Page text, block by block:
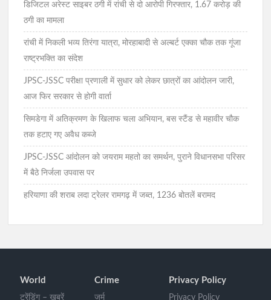
डिजिटल अरेस्ट साइबर ठगी में रांची से दो आरोपी गिरफ्तार, 1.67 करोड़ की
ठगी का मामला
रांची में निकली भव्य तिरंगा यात्रा, मोरहाबादी से अल्बर्ट एक्का चौक तक गूंजा
राष्ट्रभक्ति का संदेश
JPSC-JSSC परीक्षा प्रणाली में सुधार को लेकर छात्रों का आंदोलन जारी,
आज फिर सरकार से होगी वार्ता
सिमडेगा में अतिक्रमण के खिलाफ चला अभियान, बस स्टैंड से महावीर चौक
तक हटाए गए अवैध कब्जे
JPSC-JSSC आंदोलन को जयराम महतो का समर्थन, पुराने विधानसभा परिसर
में बैठे निर्जला उपवास पर
हरियाणा की शराब लदा ट्रेलर रामगढ़ में जब्त, 1236 बोतलें बरामद
World
ट्रेंडिंग – खबरें
Crime
जुर्म
Privacy Policy
Privacy Policy